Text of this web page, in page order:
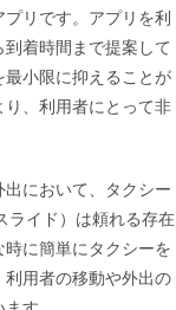
リです。アプリを利
着時間まで提案して
最小限に抑えることが
、利用者にとって非
において、タクシー
ライド）は頼れる存在
に簡単にタクシーを
用者の移動や外出の